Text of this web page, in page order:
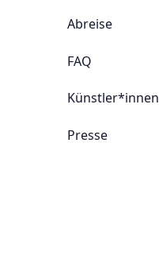
Abreise
FAQ
Künstler*innen
Presse